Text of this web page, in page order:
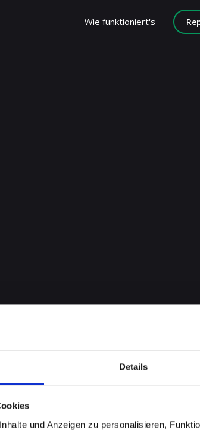
Details
und Anzeigen zu personalisieren,
Wie funktioniert's